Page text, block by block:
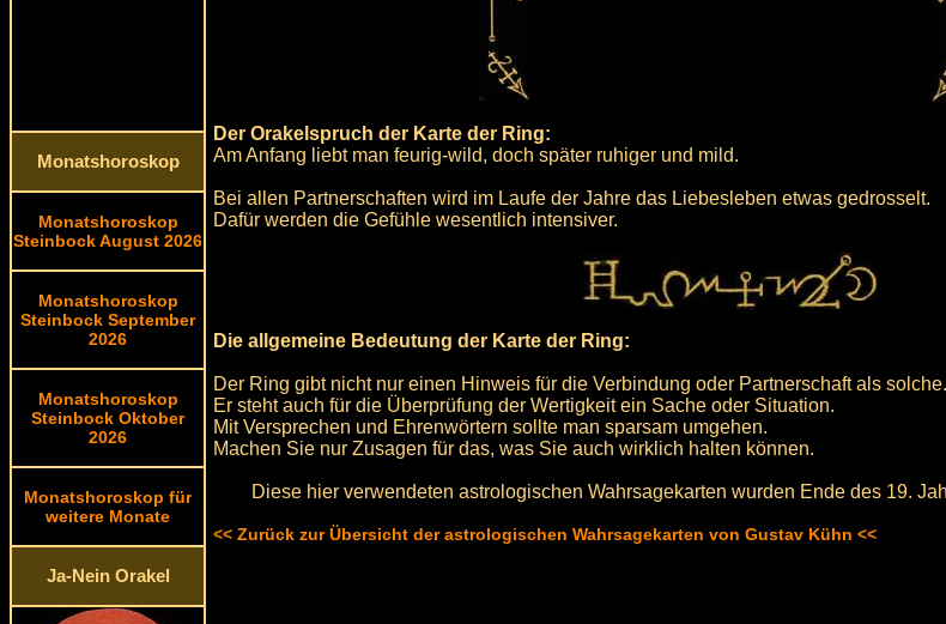
Monatshoroskop
Monatshoroskop
Steinbock August 2026
Monatshoroskop
Steinbock September
2026
Monatshoroskop
Steinbock Oktober
2026
Monatshoroskop für
weitere Monate
Ja-Nein Orakel
Der Orakelspruch der Karte der Ring:
Am Anfang liebt man feurig-wild, doch später ruhiger und mild.
Bei allen Partnerschaften wird im Laufe der Jahre das Liebesleben etwas gedrosselt.
Dafür werden die Gefühle wesentlich intensiver.
Die allgemeine Bedeutung der Karte der Ring:
Der Ring gibt nicht nur einen Hinweis für die Verbindung oder Partnerschaft als solche.
Er steht auch für die Überprüfung der Wertigkeit ein Sache oder Situation.
Mit Versprechen und Ehrenwörtern sollte man sparsam umgehen.
Machen Sie nur Zusagen für das, was Sie auch wirklich halten können.
Diese hier verwendeten astrologischen Wahrsagekarten wurden Ende des 19.
<< Zurück zur Übersicht der astrologischen Wahrsagekarten von Gustav Kühn <<